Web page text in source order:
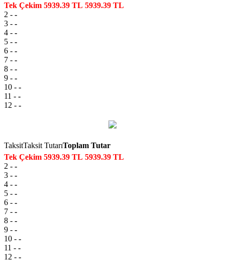
Tek Çekim 5939.39 TL 5939.39 TL
2 - -
3 - -
4 - -
5 - -
6 - -
7 - -
8 - -
9 - -
10 - -
11 - -
12 - -
TaksitTaksit TutarıToplam Tutar
Tek Çekim 5939.39 TL 5939.39 TL
2 - -
3 - -
4 - -
5 - -
6 - -
7 - -
8 - -
9 - -
10 - -
11 - -
12 - -